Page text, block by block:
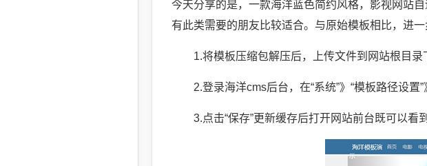
今天分享的是，一款海洋蓝色简约风格，影视网站
有此类需要的朋友比较适合。与原始模板相比，进
1.将模板压缩包解压后，上传文件到网站根目录
2.登录海洋cms后台，在“系统”》“模板路径设置”
3.点击“保存”更新缓存后打开网站前台既可以看